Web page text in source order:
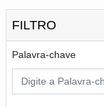
FILTRO
Palavra-chave